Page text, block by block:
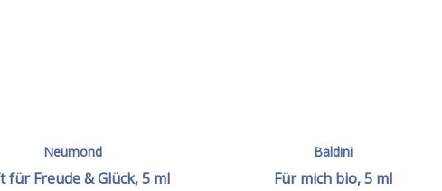
Neumond
für Freude & Glück, 5 ml
Baldini
Für mich bio, 5 ml